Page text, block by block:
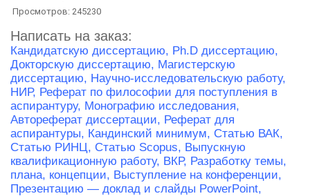
Просмотров: 245230
Написать на заказ:
Кандидатскую диссертацию, Ph.D диссертацию,
Докторскую диссертацию, Магистерскую
диссертацию, Научно-исследовательскую работу,
НИР, Реферат по философии для поступления в
аспирантуру, Монографию исследования,
Автореферат диссертации, Реферат для
аспирантуры, Кандинский минимум, Статью ВАК,
Статью РИНЦ, Статью Scopus, Выпускную
квалификационную работу, ВКР, Разработку темы,
плана, концепции, Выступление на конференции,
Презентацию — доклад и слайды PowerPoint,